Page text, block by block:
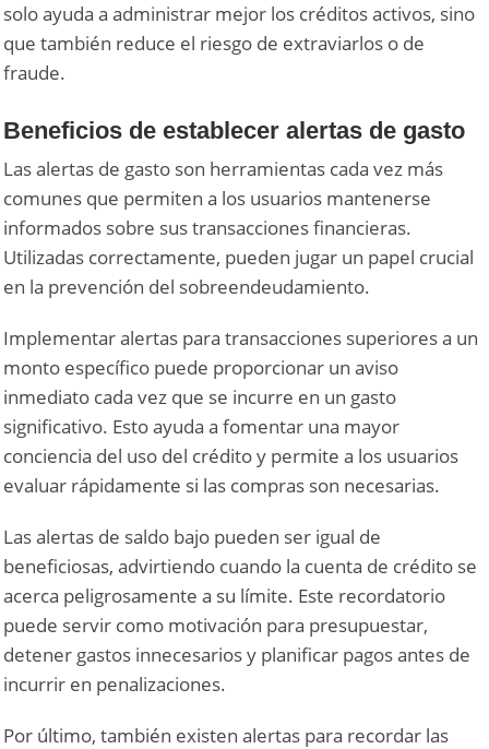
solo ayuda a administrar mejor los créditos activos, sino
que también reduce el riesgo de extraviarlos o de
fraude.
Beneficios de establecer alertas de gasto
Las alertas de gasto son herramientas cada vez más
comunes que permiten a los usuarios mantenerse
informados sobre sus transacciones financieras.
Utilizadas correctamente, pueden jugar un papel crucial
en la prevención del sobreendeudamiento.
Implementar alertas para transacciones superiores a un
monto específico puede proporcionar un aviso
inmediato cada vez que se incurre en un gasto
significativo. Esto ayuda a fomentar una mayor
conciencia del uso del crédito y permite a los usuarios
evaluar rápidamente si las compras son necesarias.
Las alertas de saldo bajo pueden ser igual de
beneficiosas, advirtiendo cuando la cuenta de crédito se
acerca peligrosamente a su límite. Este recordatorio
puede servir como motivación para presupuestar,
detener gastos innecesarios y planificar pagos antes de
incurrir en penalizaciones.
Por último, también existen alertas para recordar las